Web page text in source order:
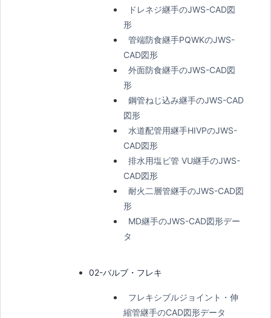
ドレネジ継手のJWS-CAD図
形
管端防食継手PQWKのJWS-
CAD図形
外面防食継手のJWS-CAD図
形
鋼管ねじ込み継手のJWS-CAD
図形
水道配管用継手HIVPのJWS-
CAD図形
排水用塩ビ管 VU継手のJWS-
CAD図形
耐火二層管継手のJWS-CAD図
形
MD継手のJWS-CAD図形デー
タ
02-バルブ・フレキ
フレキシブルジョイント・伸
縮管継手のCAD図形データ